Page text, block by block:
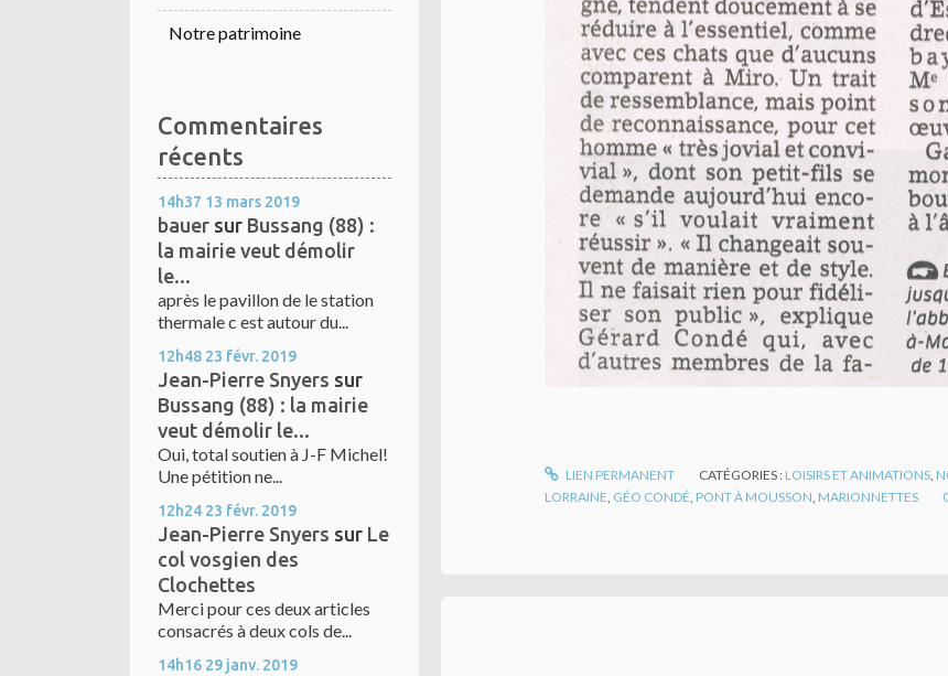
Notre patrimoine
Commentaires
récents
14h37 13 mars 2019
bauer sur Bussang (88) :
la mairie veut démolir
le...
après le pavillon de le station
thermale c est autour du...
12h48 23 févr. 2019
Jean-Pierre Snyers sur
Bussang (88) : la mairie
veut démolir le...
Oui, total soutien à J-F Michel!
Une pétition ne...
12h24 23 févr. 2019
Jean-Pierre Snyers sur Le
col vosgien des
Clochettes
Merci pour ces deux articles
consacrés à deux cols de...
14h16 29 janv. 2019
LIEN PERMANENT CATÉGORIES : LOISIRS ET ANIMATIONS
LORRAINE GÉO CONDÉ PONT À MOUSSON MARIONNETTES